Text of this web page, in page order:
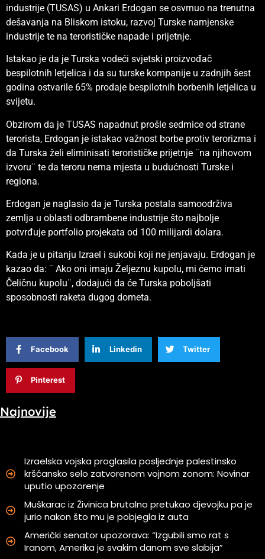
industrije (TUSAS) u Ankari Erdogan se osvrnuo na trenutna
dešavanja na Bliskom istoku, razvoj Turske namjenske
industrije te na terorističke napade i prijetnje.
Istakao je da je Turska vodeći svjetski proizvođač
bespilotnih letjelica i da su turske kompanije u zadnjih šest
godina ostvarile 65% prodaje bespilotnih borbenih letjelica u
svijetu.
Obzirom da je TUSAS napadnut prošle sedmice od strane
terorista, Erdogan je istakao važnost borbe protiv terorizma i
da Turska želi eliminisati terorističke prijetnje ¨na njihovom
izvoru¨ te da teroru nema mjesta u budućnosti Turske i
regiona.
Erdogan je naglasio da je Turska postala samoodrživa
zemlja u oblasti odbrambene industrije što najbolje
potvrđuje portfolio projekata od 100 milijardi dolara.
Kada je u pitanju Izrael i sukobi koji ne jenjavaju. Erdogan je
kazao da: ¨ Ako oni imaju Željeznu kupolu, mi ćemo imati
Čeličnu kupolu¨, dodajući da će Turska poboljšati
sposobnosti raketa dugog dometa.
Facebook Linkedin Twitter
Pinterest
Najnovije
Izraelska vojska proglasila posljednje palestinsko
kršćansko selo zatvorenom vojnom zonom: Novinar
uputio upozorenje
Muškarac iz Živinica brutalno pretukao djevojku pa je
jurio nakon što mu je pobjegla iz auta
Američki senator upozorava: “Izgubili smo rat s
Iranom, Amerika je svakim danom sve slabija”